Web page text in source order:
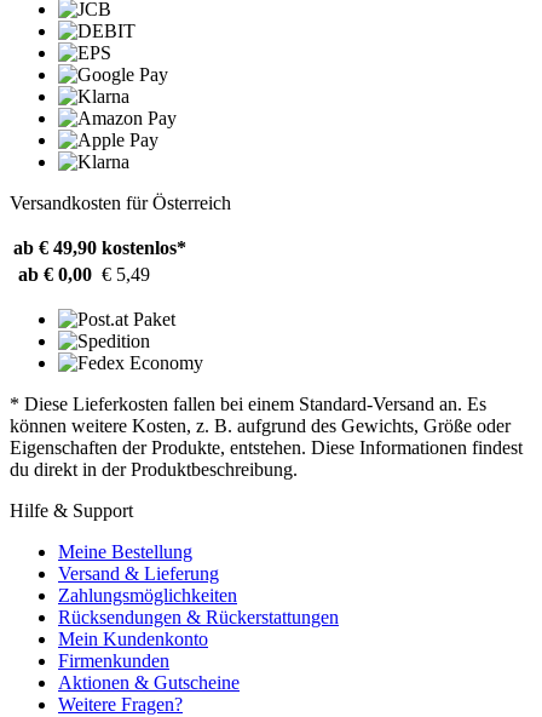
Versandkosten für Österreich
ab € 49,90 kostenlos*
ab € 0,00 € 5,49
* Diese Lieferkosten fallen bei einem Standard-Versand an. Es
können weitere Kosten, z. B. aufgrund des Gewichts, Größe oder
Eigenschaften der Produkte, entstehen. Diese Informationen findest
du direkt in der Produktbeschreibung.
Hilfe & Support
Meine Bestellung
Versand & Lieferung
Zahlungsmöglichkeiten
Rücksendungen & Rückerstattungen
Mein Kundenkonto
Firmenkunden
Aktionen & Gutscheine
Weitere Fragen?